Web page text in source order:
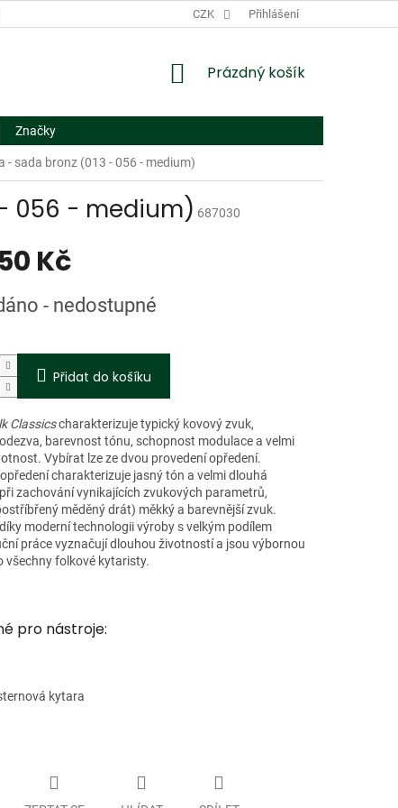
NÁHRADNÍ PLNĚNÍ
CZK Přihlášení
NÁKUPNÍ
Prázdný košík
Značky
- sada bronz (013 - 056 - medium)
056 - medium) 687030
Kč
- nedostupné
Přidat do košíku
Classicscharakterizuje typický kovový zvuk,
barevnost tónu, schopnost modulace a velmi
Vybírat lze ze dvou provedení opředení.
charakterizuje jasný tón a velmi dlouhá
zachování vynikajících zvukových parametrů,
měděný drát) měkký a barevnější zvuk.
moderní technologii výroby s velkým podílem
práce vyznačují dlouhou životností a jsou výbornou
všechny folkové kytaristy.
pro nástroje:
kytara